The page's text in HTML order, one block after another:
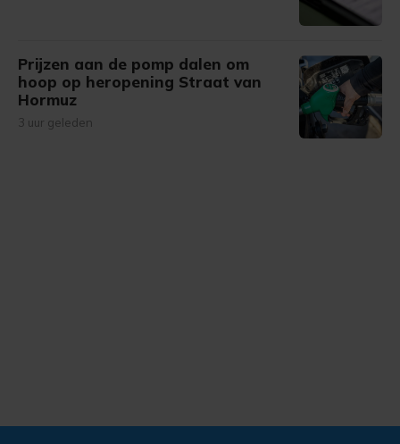
Prijzen aan de pomp dalen om
hoop op heropening Straat van
Hormuz
3 uur geleden